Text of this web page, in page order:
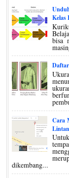
Kelas
bisa
Cara
dikembang...